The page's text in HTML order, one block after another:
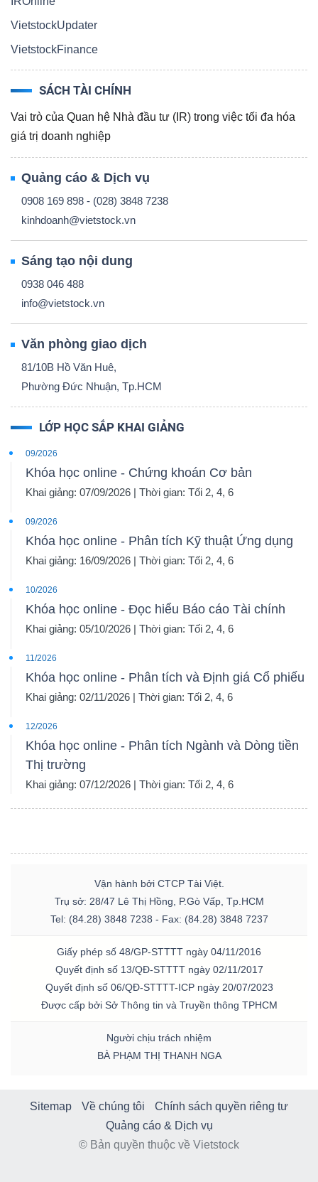
VietstockUpdater
VietstockFinance
SÁCH TÀI CHÍNH
Vai trò của Quan hệ Nhà đầu tư (IR) trong việc tối đa hóa
giá trị doanh nghiệp
Quảng cáo & Dịch vụ
0908 169 898 - (028) 3848 7238
kinhdoanh@vietstock.vn
Sáng tạo nội dung
0938 046 488
info@vietstock.vn
Văn phòng giao dịch
81/10B Hồ Văn Huê,
Phường Đức Nhuận, Tp.HCM
LỚP HỌC SẮP KHAI GIẢNG
09/2026
Khóa học online - Chứng khoán Cơ bản
Khai giảng: 07/09/2026 | Thời gian: Tối 2, 4, 6
09/2026
Khóa học online - Phân tích Kỹ thuật Ứng dụng
Khai giảng: 16/09/2026 | Thời gian: Tối 2, 4, 6
10/2026
Khóa học online - Đọc hiểu Báo cáo Tài chính
Khai giảng: 05/10/2026 | Thời gian: Tối 2, 4, 6
11/2026
Khóa học online - Phân tích và Định giá Cổ phiếu
Khai giảng: 02/11/2026 | Thời gian: Tối 2, 4, 6
12/2026
Khóa học online - Phân tích Ngành và Dòng tiền
Thị trường
Khai giảng: 07/12/2026 | Thời gian: Tối 2, 4, 6
Vận hành bởi CTCP Tài Việt.
Trụ sở: 28/47 Lê Thị Hồng, P.Gò Vấp, Tp.HCM
Tel: (84.28) 3848 7238 - Fax: (84.28) 3848 7237
Giấy phép số 48/GP-STTTT ngày 04/11/2016
Quyết định số 13/QĐ-STTTT ngày 02/11/2017
Quyết định số 06/QĐ-STTTT-ICP ngày 20/07/2023
Được cấp bởi Sở Thông tin và Truyền thông TPHCM
Người chịu trách nhiệm
BÀ PHẠM THỊ THANH NGA
Sitemap Về chúng tôi
Chính sách quyền riêng tư
Quảng cáo & Dịch vụ
© Bản quyền thuộc về Vietstock